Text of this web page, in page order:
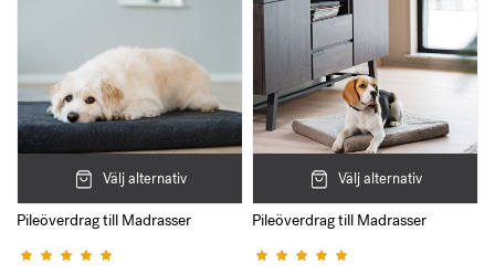
Namn
E-post
Välj alternativ
Pileöverdrag till Madrasser
Välj alternativ
Pileöverdrag till Madrasser